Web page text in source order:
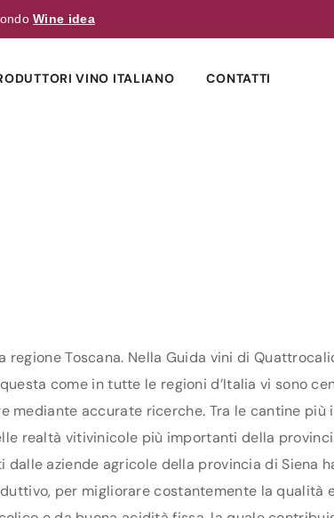
Wine idea
VINO ITALIANO CONTATTI
Toscana. Nella Guida vini di
come in tutte le regioni d’Italia vi sono
mediante accurate ricerche. Tra le cantine più
realtà vitivinicole più importanti della
aziende agricole della provincia di Siena
per migliorare costantemente la qualità